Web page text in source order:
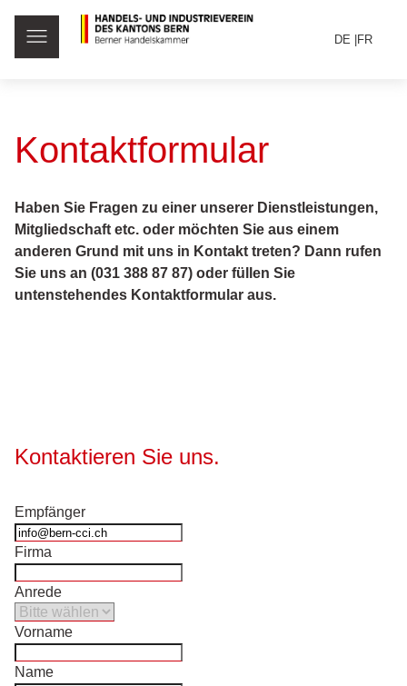
DE FR
Kontaktformular
Haben Sie Fragen zu einer unserer Dienstleistungen,
Mitgliedschaft etc. oder möchten Sie aus einem
anderen Grund mit uns in Kontakt treten? Dann rufen
Sie uns an (031 388 87 87) oder füllen Sie
untenstehendes Kontaktformular aus.
Kontaktieren Sie uns.
Empfänger
Firma
Anrede
Vorname
Name